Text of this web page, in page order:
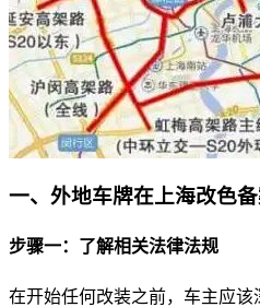
一、外地车牌在上海改色
步骤一：了解相关法律法规
在开始任何改装之前，车主应